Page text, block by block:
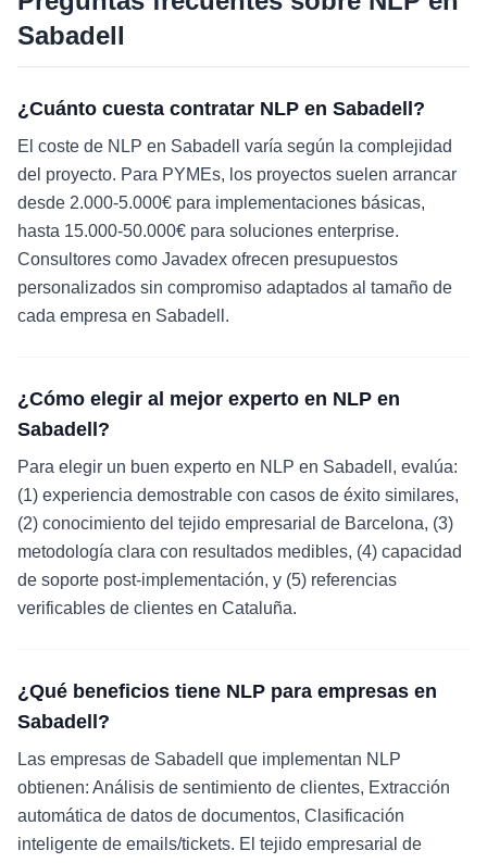
Sabadell
¿Cuánto cuesta contratar NLP en Sabadell?
El coste de NLP en Sabadell varía según la complejidad
del proyecto. Para PYMEs, los proyectos suelen arrancar
desde 2.000-5.000€ para implementaciones básicas,
hasta 15.000-50.000€ para soluciones enterprise.
Consultores como Javadex ofrecen presupuestos
personalizados sin compromiso adaptados al tamaño de
cada empresa en Sabadell.
¿Cómo elegir al mejor experto en NLP en
Sabadell?
Para elegir un buen experto en NLP en Sabadell, evalúa:
(1) experiencia demostrable con casos de éxito similares,
(2) conocimiento del tejido empresarial de Barcelona, (3)
metodología clara con resultados medibles, (4) capacidad
de soporte post-implementación, y (5) referencias
verificables de clientes en Cataluña.
¿Qué beneficios tiene NLP para empresas en
Sabadell?
Las empresas de Sabadell que implementan NLP
obtienen: Análisis de sentimiento de clientes, Extracción
automática de datos de documentos, Clasificación
inteligente de emails/tickets. El tejido empresarial de